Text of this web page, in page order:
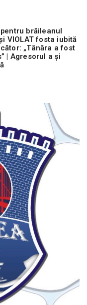
pentru brăileanul
VIOLAT fosta iubită
„Tânăra a fost
| Agresorul a și